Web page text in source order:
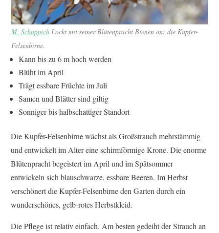
M. SchuppichLockt mit seiner Blütenpracht Bienen an: die Kupfer-
Felsenbirne.
Kann bis zu 6 m hoch werden
Blüht im April
Trägt essbare Früchte im Juli
Samen und Blätter sind giftig
Sonniger bis halbschattiger Standort
Die Kupfer-Felsenbirne wächst als Großstrauch mehrstämmig
und entwickelt im Alter eine schirmförmige Krone. Die enorme
Blütenpracht begeistert im April und im Spätsommer
entwickeln sich blauschwarze, essbare Beeren. Im Herbst
verschönert die Kupfer-Felsenbirne den Garten durch ein
wunderschönes, gelb-rotes Herbstkleid.
Die Pflege ist relativ einfach. Am besten gedeiht der Strauch an